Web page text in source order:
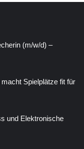
(m/w/d) –
Spielplätze fit für
und Elektronische